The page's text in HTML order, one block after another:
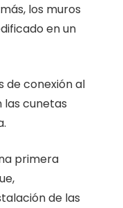
los muros
en un
de conexión al
las cunetas
primera
de las